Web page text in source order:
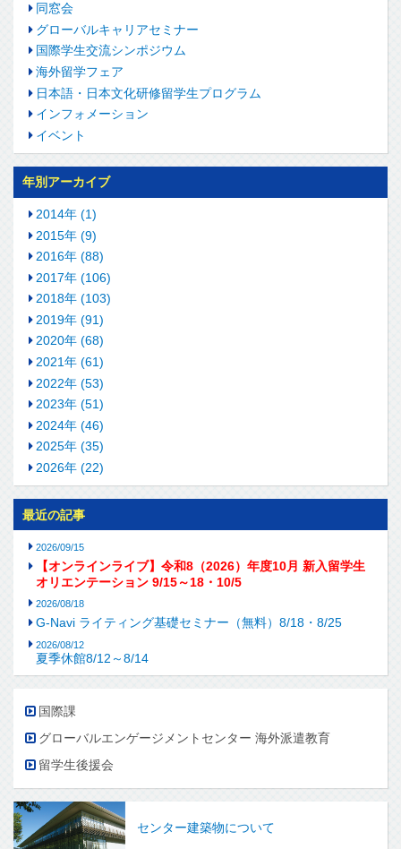
同窓会
グローバルキャリアセミナー
国際学生交流シンポジウム
海外留学フェア
日本語・日本文化研修留学生プログラム
インフォメーション
イベント
年別アーカイブ
2014年 (1)
2015年 (9)
2016年 (88)
2017年 (106)
2018年 (103)
2019年 (91)
2020年 (68)
2021年 (61)
2022年 (53)
2023年 (51)
2024年 (46)
2025年 (35)
2026年 (22)
最近の記事
2026/09/15
【オンラインライブ】令和8（2026）年度10月 新入留学生
オリエンテーション 9/15～18・10/5
2026/08/18
G-Navi ライティング基礎セミナー（無料）8/18・8/25
2026/08/12
夏季休館8/12～8/14
国際課
グローバルエンゲージメントセンター 海外派遣教育
留学生後援会
センター建築物について